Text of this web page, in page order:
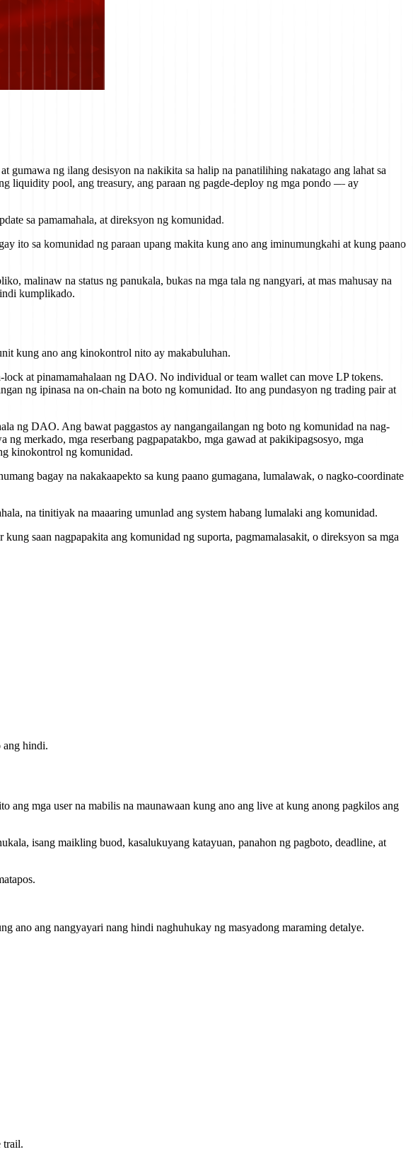
gumawa ng ilang desisyon na nakikita sa halip na panatilihing nakatago ang lahat sa
liquidity pool, ang treasury, ang paraan ng pagde-deploy ng mga pondo — ay
sa pamamahala, at direksyon ng komunidad.
ito sa komunidad ng paraan upang makita kung ano ang iminumungkahi at kung paano
malinaw na status ng panukala, bukas na mga tala ng nangyari, at mas mahusay na
kumplikado.
kung ano ang kinokontrol nito ay makabuluhan.
at pinamamahalaan ng DAO. No individual or team wallet can move LP tokens.
ng ipinasa na on-chain na boto ng komunidad. Ito ang pundasyon ng trading pair at
ng DAO. Ang bawat paggastos ay nangangailangan ng boto ng komunidad na nag-
merkado, mga reserbang pagpapatakbo, mga gawad at pakikipagsosyo, mga
kinokontrol ng komunidad.
bagay na nakakaapekto sa kung paano gumagana, lumalawak, o nagko-coordinate
na tinitiyak na maaaring umunlad ang system habang lumalaki ang komunidad.
saan nagpapakita ang komunidad ng suporta, pagmamalasakit, o direksyon sa mga
ang hindi.
mga user na mabilis na maunawaan kung ano ang live at kung anong pagkilos ang
isang maikling buod, kasalukuyang katayuan, panahon ng pagboto, deadline, at
ano ang nangyayari nang hindi naghuhukay ng masyadong maraming detalye.
trail.